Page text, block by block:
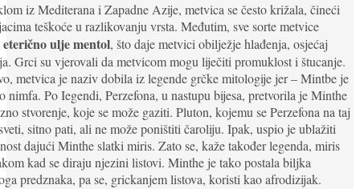
iz Mediterana i Zapadne Azije, metvica se često križala, čineći
teškoće u razlikovanju vrsta. Međutim, sve sorte metvice
eterično ulje mentol, što daje metvici obilježje hlađenja, osjećaj
Grci su vjerovali da metvicom mogu liječiti promuklost i štucanje.
metvica je naziv dobila iz legende grčke mitologije jer – Mintbe je
nimfa. Po Iegendi, Perzefona, u nastupu bijesa, pretvorila je Minthe
stvorenje, koje se može gaziti. Pluton, kojemu se Perzefona na taj
sitno pati, ali ne može poništiti čaroliju. Ipak, uspio je ublažiti
dajući Minthe slatki miris. Zato se, kaže također legenda, miris
kad se diraju njezini listovi. Minthe je tako postala biljka
predznaka, pa se, grickanjem listova, koristi kao afrodizijak.